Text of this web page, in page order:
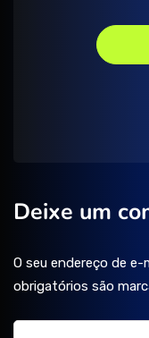
Deixe um
O seu endereço de e-
obrigatórios são